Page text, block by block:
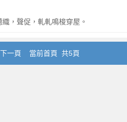
，聲促，軋軋鳴梭穿屋。
下一頁 當前首頁 共5頁